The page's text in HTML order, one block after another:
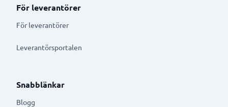
För leverantörer
För leverantörer
Leverantörsportalen
Snabblänkar
Blogg